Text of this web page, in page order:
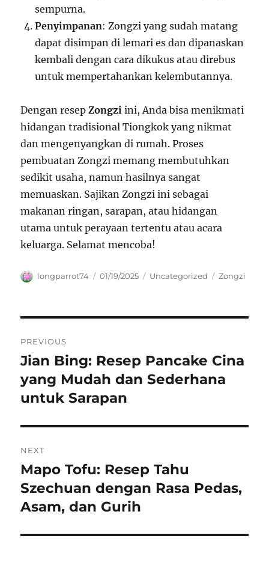
sempurna.
Penyimpanan: Zongzi yang sudah matang
dapat disimpan di lemari es dan dipanaskan
kembali dengan cara dikukus atau direbus
untuk mempertahankan kelembutannya.
Dengan resepZongzi ini, Anda bisa menikmati
hidangan tradisional Tiongkok yang nikmat
dan mengenyangkan di rumah. Proses
pembuatan Zongzi memang membutuhkan
sedikit usaha, namun hasilnya sangat
memuaskan. Sajikan Zongzi ini sebagai
makanan ringan, sarapan, atau hidangan
utama untuk perayaan tertentu atau acara
keluarga. Selamat mencoba!
Author
longparrot74
Posted
01/19/2025 Categories
Uncategorized Tags
Zongzi
pos
PREVIOUS
Previous
post:
Jian Bing: Resep Pancake Cina
yang Mudah dan Sederhana
untuk Sarapan
NEXT
Next
post:
Mapo Tofu: Resep Tahu
Szechuan dengan Rasa Pedas,
Asam, dan Gurih